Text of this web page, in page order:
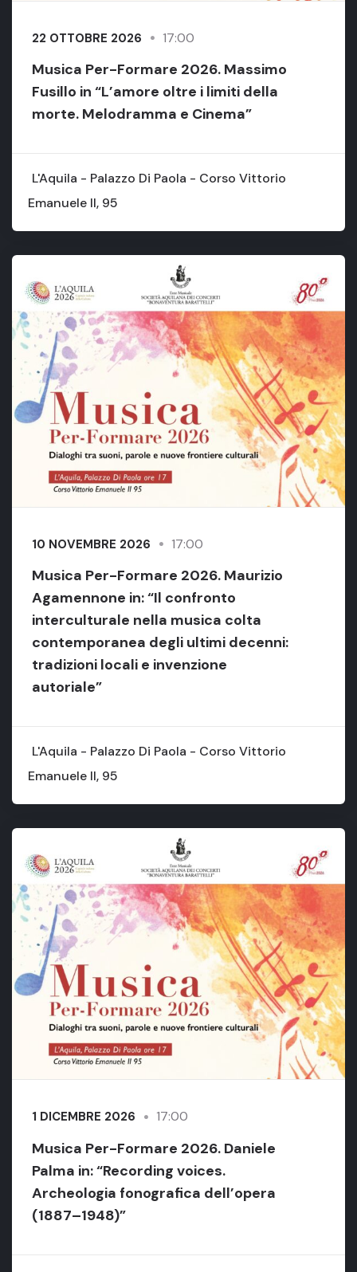
22 OTTOBRE 2026 17:00
Musica Per-Formare 2026. Massimo
Fusillo in “L’amore oltre i limiti della
morte. Melodramma e Cinema”
L'Aquila - Palazzo Di Paola - Corso Vittorio
Emanuele II, 95
10 NOVEMBRE 2026 17:00
Musica Per-Formare 2026. Maurizio
Agamennone in: “Il confronto
interculturale nella musica colta
contemporanea degli ultimi decenni:
tradizioni locali e invenzione
autoriale”
L'Aquila - Palazzo Di Paola - Corso Vittorio
Emanuele II, 95
1 DICEMBRE 2026 17:00
Musica Per-Formare 2026. Daniele
Palma in: “Recording voices.
Archeologia fonografica dell’opera
(1887–1948)”